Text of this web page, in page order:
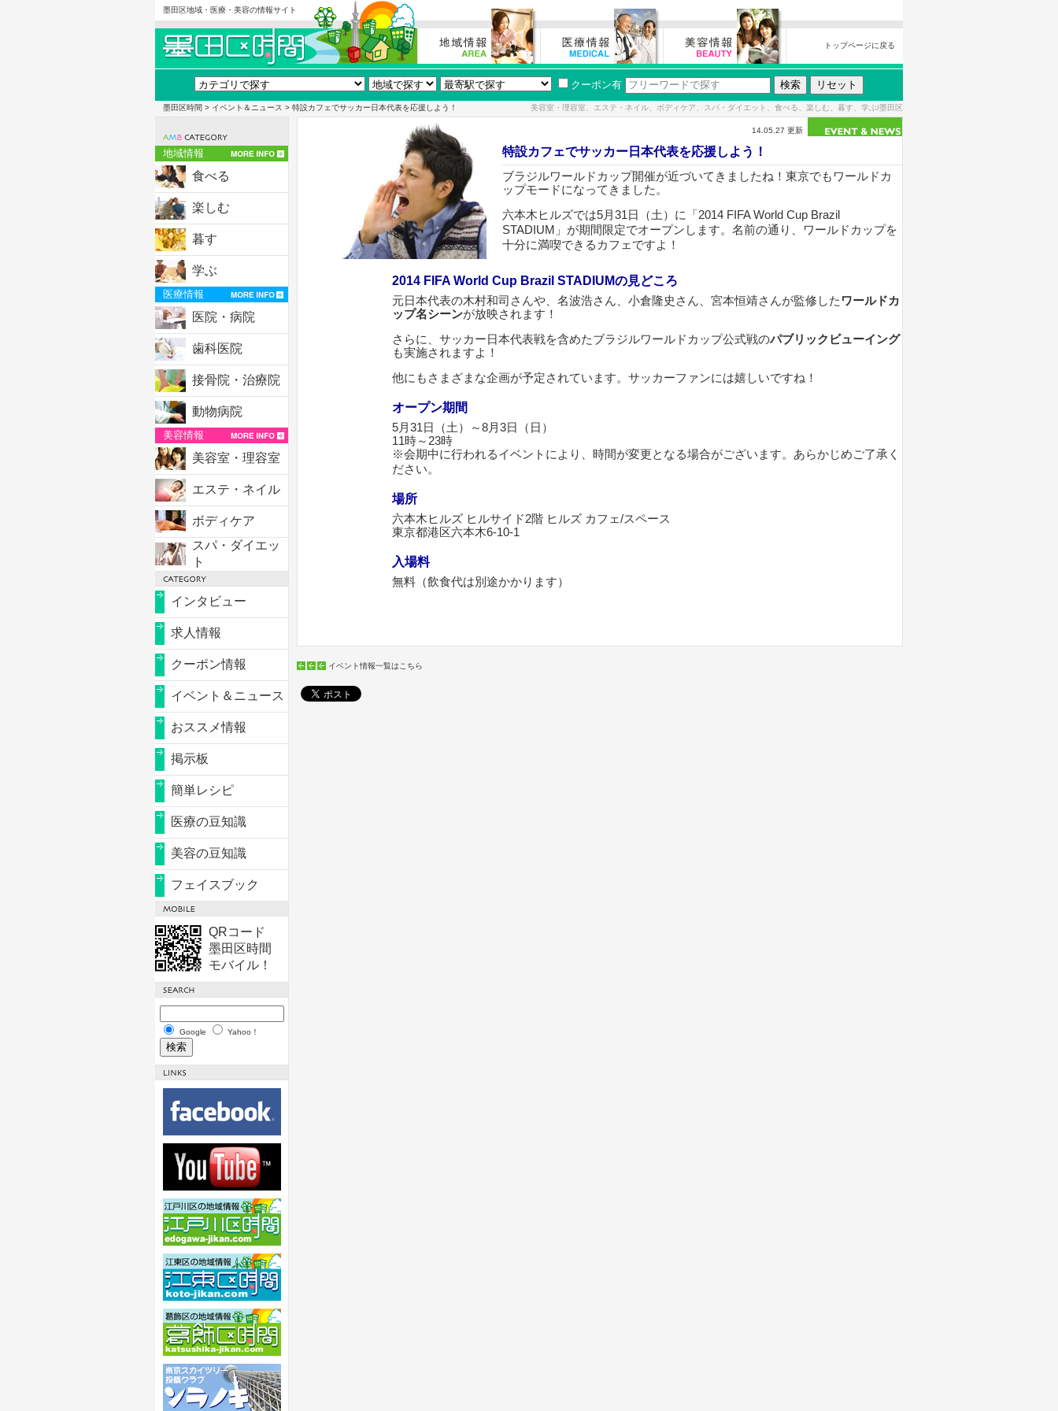
墨田区地域・医療・美容の情報サイト
トップページに戻る
クーポン有
墨田区時間 > イベント＆ニュース > 特設カフェでサッカー日本代表を応援しよう！ 美容室・理容室、エステ・ネイル、ボディケア、スパ・ダイエット、食べる、楽しむ、暮す、学ぶ/墨田区
地域情報
食べる
楽しむ
暮す
学ぶ
医療情報
医院・病院
歯科医院
接骨院・治療院
動物病院
美容情報
美容室・理容室
エステ・ネイル
ボディケア
スパ・ダイエッ
ト
インタビュー
求人情報
クーポン情報
イベント＆ニュース
おススメ情報
掲示板
簡単レシピ
医療の豆知識
美容の豆知識
フェイスブック
QRコード
墨田区時間
モバイル！
Google Yahoo！
14.05.27 更新
特設カフェでサッカー日本代表を応援しよう！
ブラジルワールドカップ開催が近づいてきましたね！東京でもワールドカ
ップモードになってきました。
六本木ヒルズでは5月31日（土）に「2014 FIFA World Cup Brazil
STADIUM」が期間限定でオープンします。名前の通り、ワールドカップを
十分に満喫できるカフェですよ！
2014 FIFA World Cup Brazil STADIUMの見どころ
元日本代表の木村和司さんや、名波浩さん、小倉隆史さん、宮本恒靖さんが監修した ワールドカ
ップ名シーンが放映されます！
さらに、サッカー日本代表戦を含めたブラジルワールドカップ公式戦のパブリックビューイング
も実施されますよ！
他にもさまざまな企画が予定されています。サッカーファンには嬉しいですね！
オープン期間
5月31日（土）～8月3日（日）
11時～23時
※会期中に行われるイベントにより、時間が変更となる場合がございます。あらかじめご了承く
ださい。
場所
六本木ヒルズ ヒルサイド2階 ヒルズ カフェ/スペース
東京都港区六本木6-10-1
入場料
無料（飲食代は別途かかります）
イベント情報一覧はこちら